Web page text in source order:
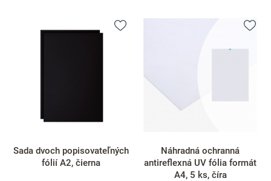
Sada dvoch popisovateľných
fólií A2, čierna
Náhradná ochranná
antireflexná UV fólia formát
A4, 5 ks, číra